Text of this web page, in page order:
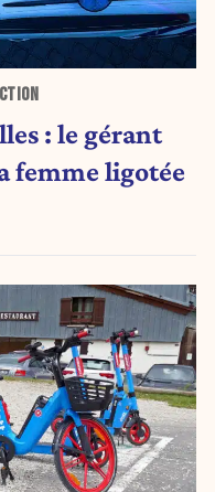
: le gérant
femme ligotée